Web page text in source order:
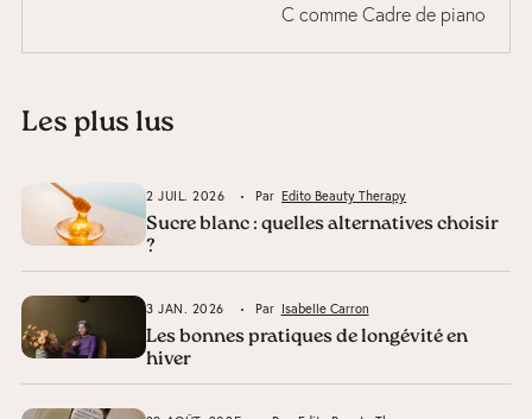
C comme Cadre de piano
Les plus lus
2 JUIL. 2026 Par Edito Beauty Therapy
Sucre blanc : quelles alternatives choisir
?
3 JAN. 2026 Par Isabelle Carron
Les bonnes pratiques de longévité en
hiver